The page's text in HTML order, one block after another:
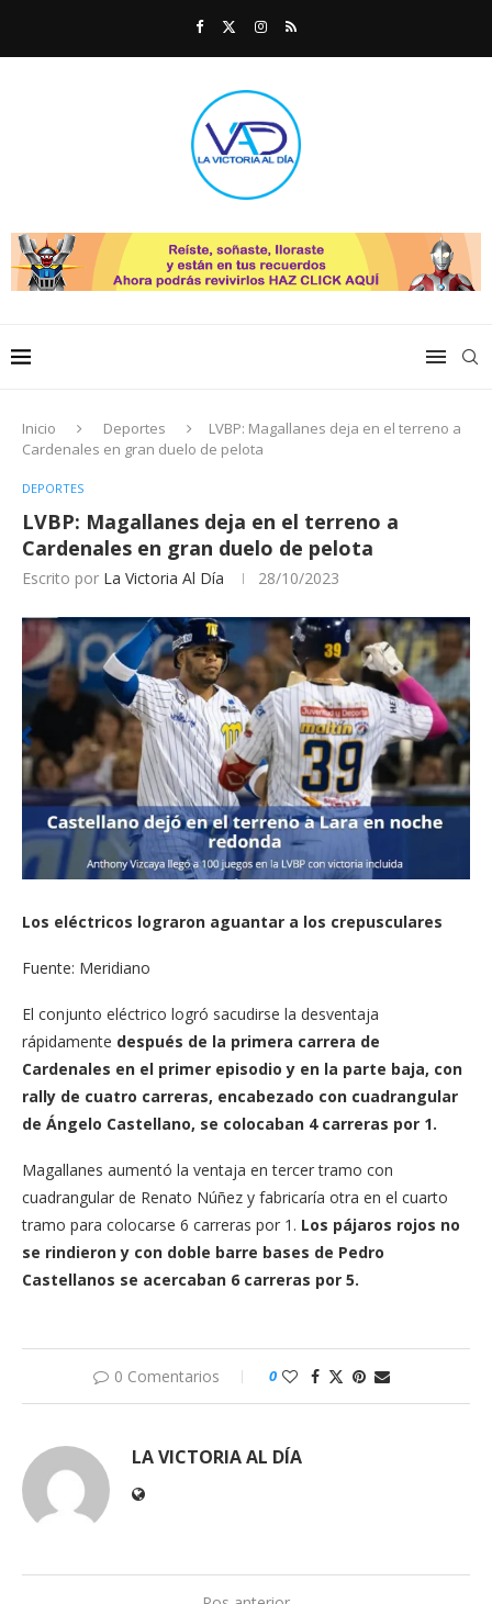
Inicio Deportes
LVBP: Magallanes deja en el terreno a
Cardenales en gran duelo de pelota
DEPORTES
LVBP: Magallanes deja en el terreno a
Cardenales en gran duelo de pelota
Escrito por La Victoria Al Día 28/10/2023
Los eléctricos lograron aguantar a los crepusculares
Fuente: Meridiano
El conjunto eléctrico logró sacudirse la desventaja
rápidamente después de la primera carrera de
Cardenales en el primer episodio y en la parte baja, con
rally de cuatro carreras, encabezado con cuadrangular
de Ángelo Castellano, se colocaban 4 carreras por 1.
Magallanes aumentó la ventaja en tercer tramo con
cuadrangular de Renato Núñez y fabricaría otra en el cuarto
tramo para colocarse 6 carreras por 1. Los pájaros rojos no
se rindieron y con doble barre bases de Pedro
Castellanos se acercaban 6 carreras por 5.
0 Comentarios 0
LA VICTORIA AL DÍA